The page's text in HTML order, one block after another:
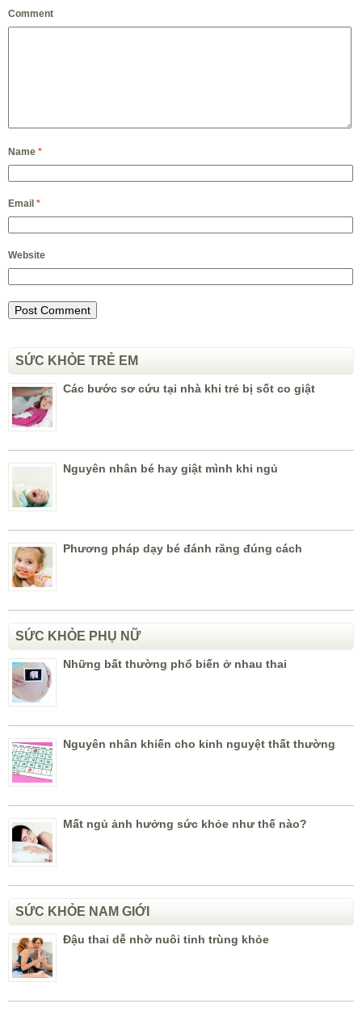
Comment
Name *
Email *
Website
SỨC KHỎE TRẺ EM
Các bước sơ cứu tại nhà khi trẻ bị sốt co giật
Nguyên nhân bé hay giật mình khi ngủ
Phương pháp dạy bé đánh răng đúng cách
SỨC KHỎE PHỤ NỮ
Những bất thường phổ biến ở nhau thai
Nguyên nhân khiến cho kinh nguyệt thất thường
Mất ngủ ảnh hưởng sức khỏe như thế nào?
SỨC KHỎE NAM GIỚI
Đậu thai dễ nhờ nuôi tinh trùng khỏe